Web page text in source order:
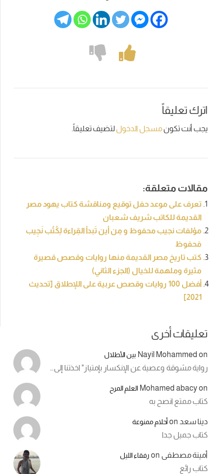
اترك تعليقاً
يجب أنت تكونمسجل الدخوللتضيف تعليقاً.
مقالات متعلقة:
تعرف على موعد حفل توقيع ومناقشة كتاب يهود مصر
القديمة للكاتب شريف شعبان
مؤلفات نجيب محفوظ و مِن أين تَبدأ القِراءة لِكُتُب نَجِيب
مَحفوظ
كتب تاريخ مصر القديمة منها روايات وقصص قصيرة
مثيرة وملهمة للخيال (الجزء الثاني)
أفضل 100 روايات وقصص عربية على اللإطلاق [تحديث
2021]
تعليقات أخرى
Nayil Mohammed on بين الأطلال
رواية مشوقة وعصية عن الإنكسار بإمتياز" اخذتنا إلى…
Mohamed abacyon العلم المرح
كتاب ممتع انصح به
دينا سعد onأحلام ممنوعة
كتاب جميل جدا
أمينة مصطفى on رفقاء الليل
كتاب رائع